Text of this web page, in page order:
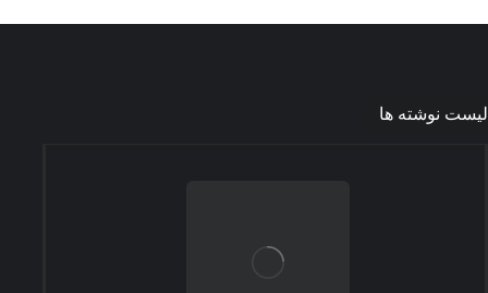
لیست نوشته ها